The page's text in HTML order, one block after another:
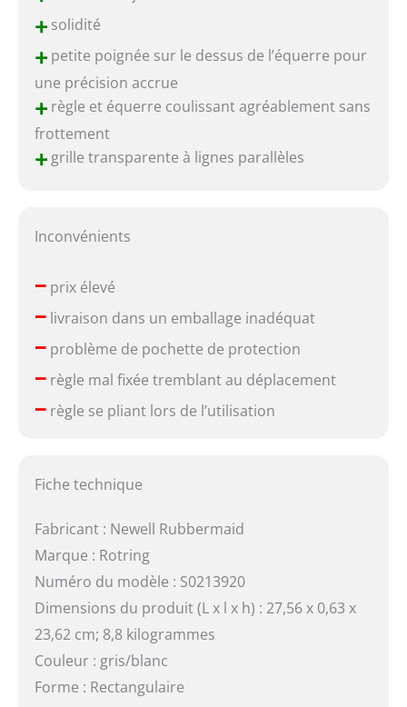
+solidité
+petite poignée sur le dessus de l’équerre pour
une précision accrue
+règle et équerre coulissant agréablement sans
frottement
+grille transparente à lignes parallèles
Inconvénients
–prix élevé
–livraison dans un emballage inadéquat
–problème de pochette de protection
–règle mal fixée tremblant au déplacement
–règle se pliant lors de l’utilisation
Fiche technique
Fabricant : Newell Rubbermaid
Marque : Rotring
Numéro du modèle : S0213920
Dimensions du produit (L x l x h) : 27,56 x 0,63 x
23,62 cm; 8,8 kilogrammes
Couleur : gris/blanc
Forme : Rectangulaire